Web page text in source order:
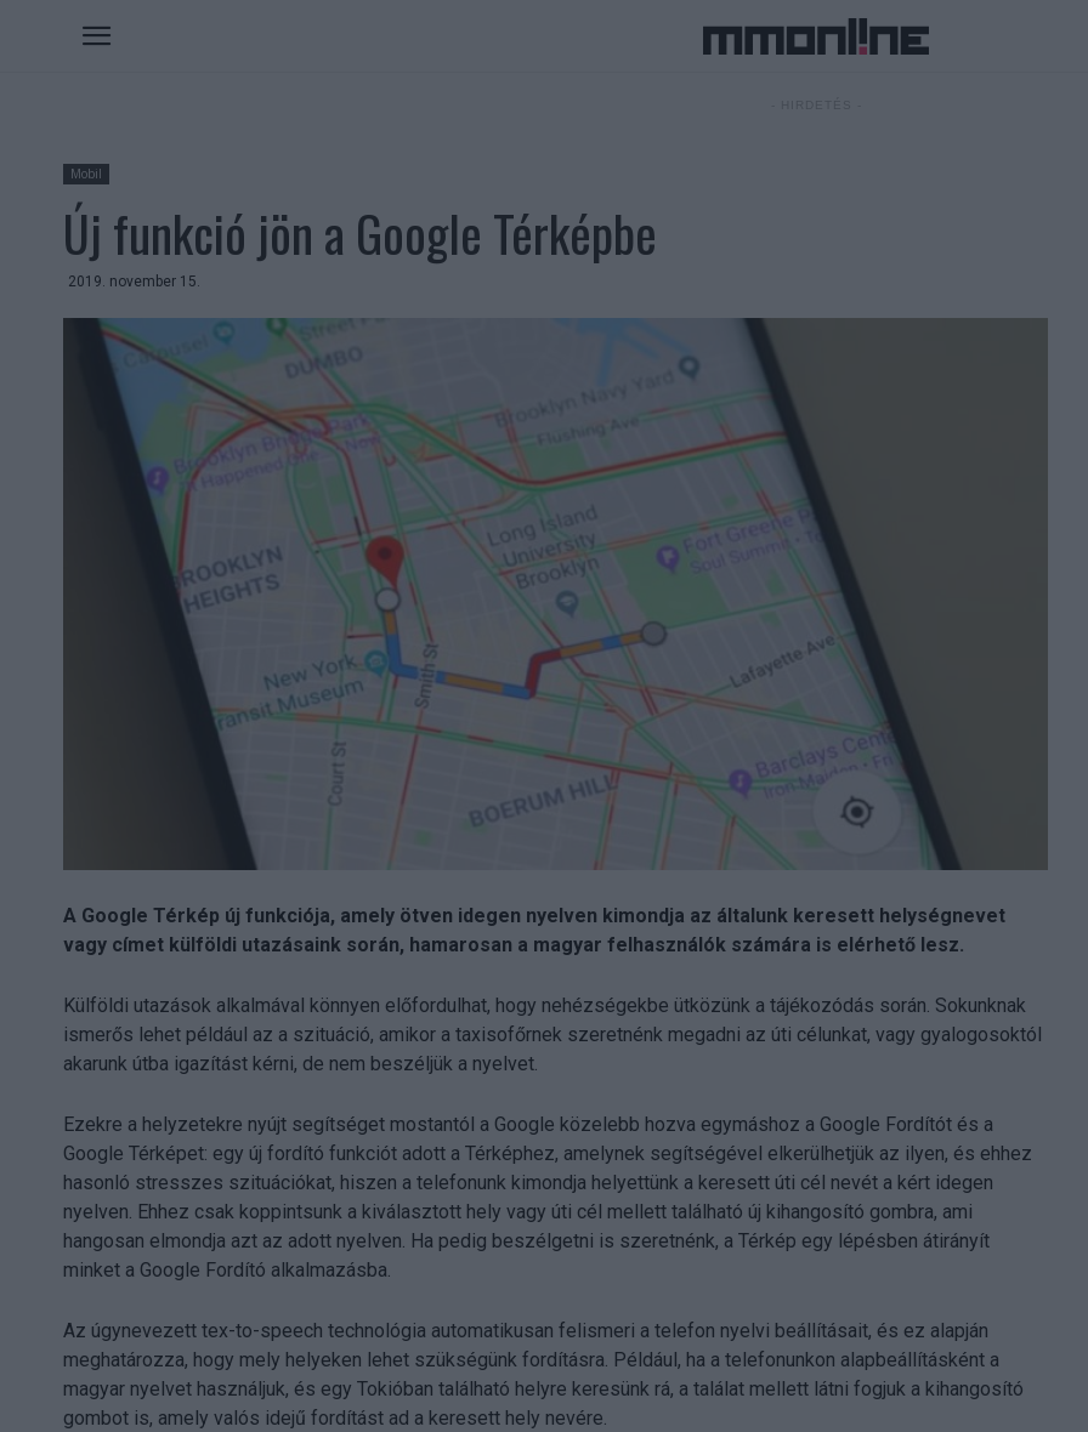
Mobil
Új funkció jön a Google Térképbe
2019. november 15.
A Google Térkép új funkciója, amely ötven idegen nyelven kimondja az általunk keresett helységnevet
vagy címet külföldi utazásaink során, hamarosan a magyar felhasználók számára is elérhető lesz.
Külföldi utazások alkalmával könnyen előfordulhat, hogy nehézségekbe ütközünk a tájékozódás során. Sokunknak
ismerős lehet például az a szituáció, amikor a taxisofőrnek szeretnénk megadni az úti célunkat, vagy gyalogosoktól
akarunk útba igazítást kérni, de nem beszéljük a nyelvet.
Ezekre a helyzetekre nyújt segítséget mostantól a Google közelebb hozva egymáshoz a Google Fordítót és a
Google Térképet: egy új fordító funkciót adott a Térképhez, amelynek segítségével elkerülhetjük az ilyen, és ehhez
hasonló stresszes szituációkat, hiszen a telefonunk kimondja helyettünk a keresett úti cél nevét a kért idegen
nyelven. Ehhez csak koppintsunk a kiválasztott hely vagy úti cél mellett található új kihangosító gombra, ami
hangosan elmondja azt az adott nyelven. Ha pedig beszélgetni is szeretnénk, a Térkép egy lépésben átirányít
minket a Google Fordító alkalmazásba.
Az úgynevezett tex-to-speech technológia automatikusan felismeri a telefon nyelvi beállításait, és ez alapján
meghatározza, hogy mely helyeken lehet szükségünk fordításra. Például, ha a telefonunkon alapbeállításként a
magyar nyelvet használjuk, és egy Tokióban található helyre keresünk rá, a találat mellett látni fogjuk a kihangosító
gombot is, amely valós idejű fordítást ad a keresett hely nevére.